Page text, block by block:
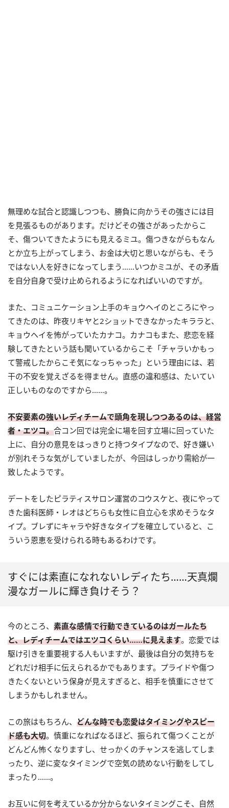
無理めな試合と認識しつつも、勝負に向かうその強さには目
を見張るものがあります。だけどその強さがあったからこ
そ、傷ついてきたようにも見えるミユ。傷つきながらもなん
とか立ち上がってしまう、お金は大切と思いながらも、そう
ではない人を好きになってしまう……いつかミユが、その矛盾
を自分自身で受け止められるようになればいいのですが。
また、コミュニケーション上手のキョウヘイのところにやっ
てきたのは、昨夜リキヤと2ショットできなかったキララと、
キョウヘイを怖がっていたカナコ。カナコもまた、悲恋を経
験してきたという話も聞いているからこそ「チャラいかもっ
て警戒したからこそ気になっちゃった」という理由には、若
干の不安を覚えざるを得ません。直感の違和感は、たいてい
正しいものなのですから……。
不安要素の強いレディチームで頭角を現しつつあるのは、経営
者・エツコ。合コン回では完全に場を回す立場に回っていた
上に、自分の意見をはっきりと持つタイプなので、好き嫌い
が別れそうな気がしていましたが、今回はしっかり需給が一
致したようです。
デートをしたピラティスサロン運営のコウスケと、夜にやって
きた歯科医師・レオはどちらも女性に自立心を求めそうなタ
イプ。ブレずにキャラや好きなタイプを確立していると、こ
ういう恩恵を受けられる時もあるわけです。
すぐには素直になれないレディたち……天真爛
漫なガールに輝き負けそう？
今のところ、 素直な感情で行動できているのはガールたち
と、レディチームではエツコくらい……に見えます。恋愛では
駆け引きを重要視する人もいますが、最後は自分の気持ちを
どれだけ相手に伝えられるかでもあります。プライドや傷つ
きたくないという保身が見えすぎると、相手を慎重にさせて
しまうかもしれません。
この旅はもちろん、 どんな時でも恋愛はタイミングやスピー
ド感も大切。慎重になればなるほど、振られて傷つくことが
どんどん怖くなりますし、せっかくのチャンスを逃してしま
ったり、逆に変なタイミングで空気の読めない行動をしてし
まったり……。
お互いに何を考えているか分からないタイミングこそ、自然